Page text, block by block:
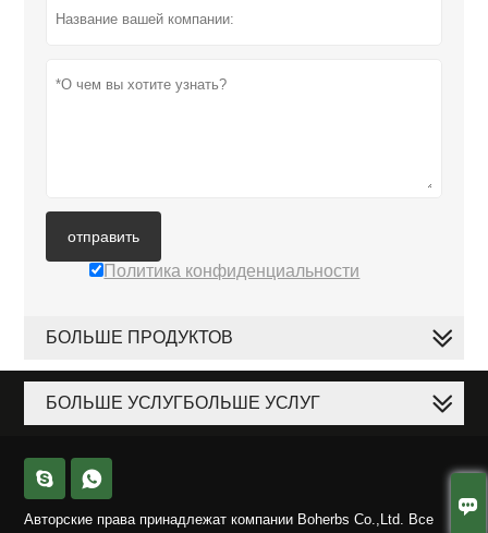

отправить
Политика конфиденциальности
БОЛЬШЕ ПРОДУКТОВ
БОЛЬШЕ УСЛУГБОЛЬШЕ УСЛУГ
 
Авторские права принадлежат компании Boherbs Co.,Ltd. Все